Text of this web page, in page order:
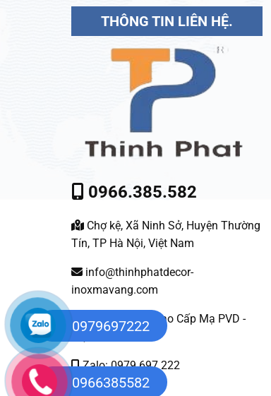
THÔNG TIN LIÊN HỆ.
0966.385.582
Chợ kệ, Xã Ninh Sở, Huyện Thường
Tín, TP Hà Nội, Việt Nam
info@thinhphatdecor-
inoxmavang.com
Nội Thất Inox Cao Cấp Mạ PVD -
Zalo: 0979 697 222
0966385582
0979697222